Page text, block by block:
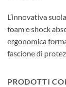
L’innovativa
foam e shock
ergonomica
fascione di
PRODOTTI